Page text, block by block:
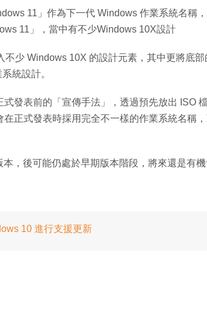
11」作為下一代 Windows 作業系統名稱
11」，當中有不少Windows 10X設計
少 Windows 10X 的設計元素，其中更將底部
統設計。
發表前的「宣傳手法」，透過預先放出 ISO
正式發表時採用完全不一樣的作業系統名稱
，後可能仍處於早期版本階段，將來還是有機
10 進行支援更新